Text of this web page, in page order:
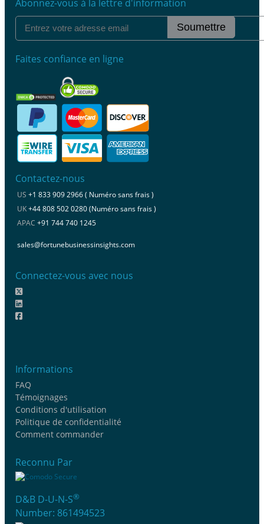
Abonnez-vous à la lettre d'information
Soumettre
Faites confiance en ligne
Contactez-nous
US +1 833 909 2966 ( Numéro sans frais )
UK+44 808 502 0280 (Numéro sans frais )
APAC +91 744 740 1245
sales@fortunebusinessinsights.com
Connectez-vous avec nous
Informations
FAQ
Témoignages
Conditions d'utilisation
Politique de confidentialité
Comment commander
Reconnu Par
D&B D-U-N-S®
Number: 861494523